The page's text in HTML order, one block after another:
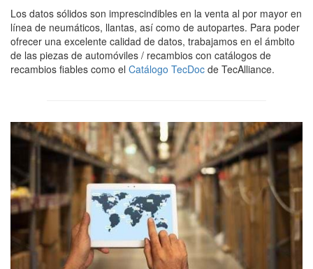
Los datos sólidos son imprescindibles en la venta al por mayor en
línea de neumáticos, llantas, así como de autopartes. Para poder
ofrecer una excelente calidad de datos, trabajamos en el ámbito
de las piezas de automóviles / recambios con catálogos de
recambios fiables como el Catálogo TecDoc de TecAlliance.